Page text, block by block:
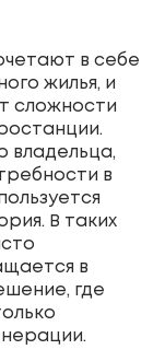
в себе
жилья, и
сложности
владельца,
в
В таких
в
где